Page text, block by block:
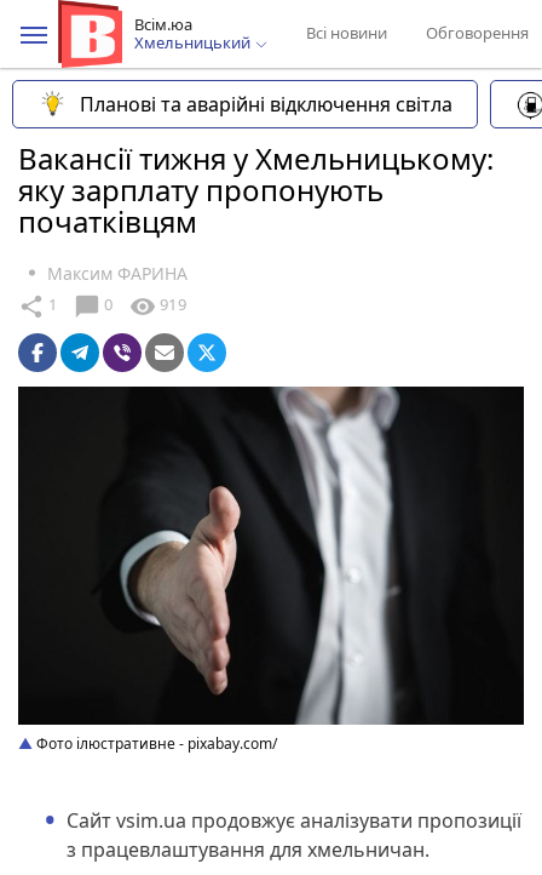
Всім.юа
Хмельницький
Всі новини Обговорення
Планові та аварійні відключення світла
Вакансії тижня у Хмельницькому:
яку зарплату пропонують
початківцям
Максим ФАРИНА
share 1 chat_bubble 0 visibility 919
Фото ілюстративне - pixabay.com/
Сайт vsim.ua продовжує аналізувати пропозиції
з працевлаштування для хмельничан.